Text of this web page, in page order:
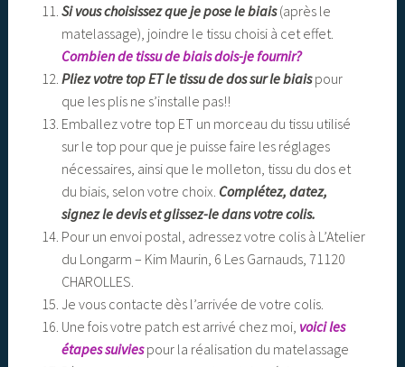
Si vous choisissez que je pose le biais(après le
matelassage), joindre le tissu choisi à cet effet.
Combien de tissu de biais dois-je fournir?
Pliez votre top ET le tissu de dos sur le biaispour
que les plis ne s’installe pas!!
Emballez votre top ET un morceau du tissu utilisé
sur le top pour que je puisse faire les réglages
nécessaires, ainsi que le molleton, tissu du dos et
du biais, selon votre choix. Complétez, datez,
signez le devis et glissez-le dans votre colis.
Pour un envoi postal, adressez votre colis à L’Atelier
du Longarm – Kim Maurin, 6 Les Garnauds, 71120
CHAROLLES.
Je vous contacte dès l’arrivée de votre colis.
Une fois votre patch est arrivé chez moi, voici les
étapes suiviespour la réalisation du matelassage